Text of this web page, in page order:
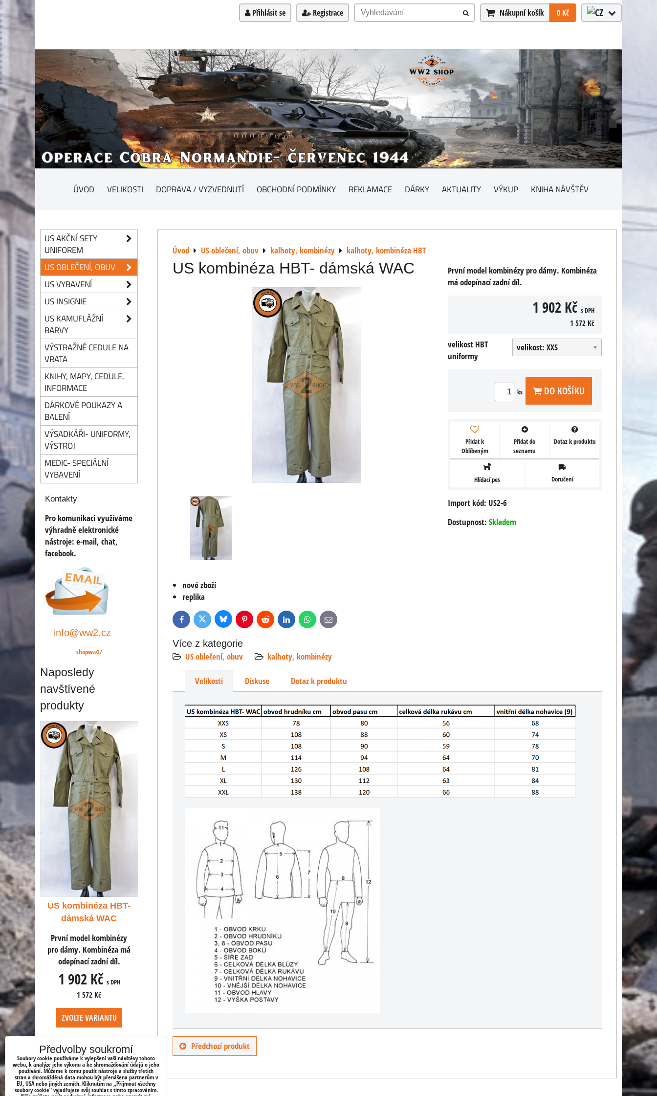
Přihlásit se Registrace Nákupní košík 0 Kč
ÚVOD VELIKOSTI DOPRAVA / VYZVEDNUTÍ OBCHODNÍ PODMÍNKY REKLAMACE DÁRKY AKTUALITY VÝKUP KNIHA NÁVŠTĚV
Úvod US oblečení, obuv kalhoty, kombinézy kalhoty, kombinéza HBT
US kombinéza HBT- dámská WAC
První model kombinézy pro dámy. Kombinéza
má odepínací zadní díl.
1 902 Kč s DPH
1 572 Kč
velikost HBT
uniformy
velikost: XXS
ks DO KOŠÍKU
Přidat k
Oblíbeným
Přidat do
seznamu
Dotaz k produktu
Hlídací pes Doručení
Import kód: US2-6
Dostupnost: Skladem
nové zboží
replika
FacebookTwitter BlueskyPinterestReddit LinkedInWhatsApp
E-
mail
Více z kategorie
US oblečení, obuv
kalhoty, kombinézy
Velikosti Diskuse Dotaz k produktu
Předchozí produkt
US AKČNÍ SETY
UNIFOREM
US OBLEČENÍ, OBUV
US VYBAVENÍ
US INSIGNIE
US KAMUFLÁŽNÍ
BARVY
VÝSTRAŽNÉ CEDULE NA
VRATA
KNIHY, MAPY, CEDULE,
INFORMACE
DÁRKOVÉ POUKAZY A
BALENÍ
VÝSADKÁŘI- UNIFORMY,
VÝSTROJ
MEDIC- SPECIÁLNÍ
VYBAVENÍ
Kontakty
Pro komunikaci využíváme
výhradně elektronické
nástroje: e-mail, chat,
facebook.
info@ww2.cz
shopww2/
Naposledy
navštívené
produkty
HBT-
má
díl.
s DPH
US kombinéza HBT-
dámská WAC
První model kombinézy
pro dámy. Kombinéza má
odepínací zadní díl.
1 902 Kč s DPH
1 572 Kč
ZVOLTE VARIANTU
US kombinéza HBT-
dámská WAC
První model kombinézy
pro dámy. Kombinéza má
odepínací zadní díl.
s DPH
Předvolby soukromí
Soubory cookie používáme k vylepšení vaší návštěvy tohoto
webu, k analýze jeho výkonu a ke shromažďování údajů o jeho
používání. Můžeme k tomu použít nástroje a služby třetích
stran a shromážděná data mohou být přenášena partnerům v
EU, USA nebo jiných zemích. Kliknutím na „Přijmout všechny
soubory cookie“ vyjadřujete svůj souhlas s tímto zpracováním.